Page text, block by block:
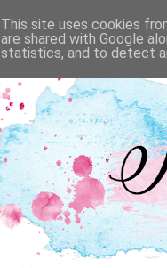
This site uses cookies
are shared with Google
statistics, and to detect